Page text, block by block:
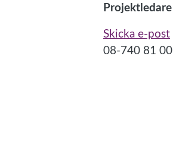
Projektledare
Skicka e-post
08-740 81 00